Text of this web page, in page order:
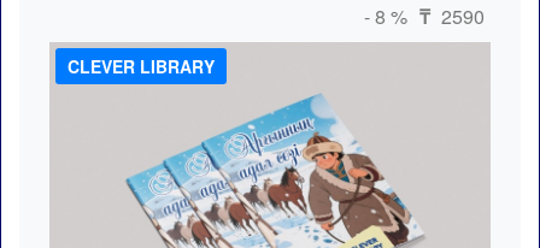
- 8 % ₸ 2590
CLEVER LIBRARY